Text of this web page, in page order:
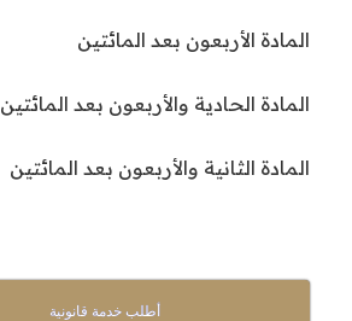
المادة الأربعون بعد المائتين
المادة الحادية والأربعون بعد المائتين
المادة الثانية والأربعون بعد المائتين
أطلب خدمة قانونية